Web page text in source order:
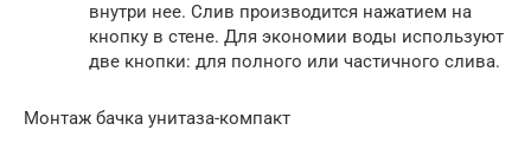
внутри нее. Слив производится нажатием на
кнопку в стене. Для экономии воды используют
две кнопки: для полного или частичного слива.
Монтаж бачка унитаза-компакт